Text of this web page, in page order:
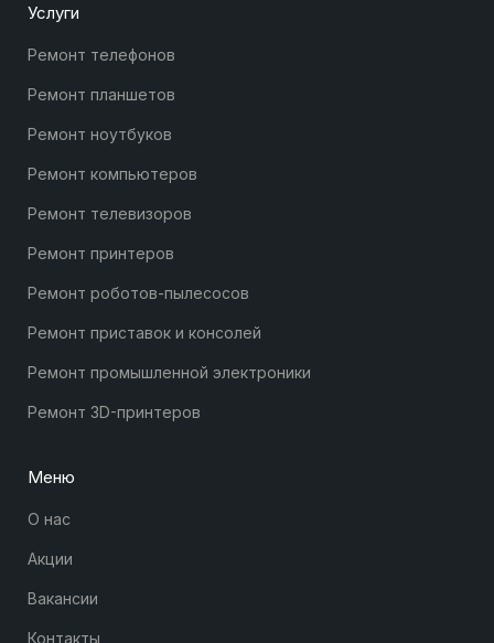
Услуги
Ремонт телефонов
Ремонт планшетов
Ремонт ноутбуков
Ремонт компьютеров
Ремонт телевизоров
Ремонт принтеров
Ремонт роботов-пылесосов
Ремонт приставок и консолей
Ремонт промышленной электроники
Ремонт 3D-принтеров
Меню
О нас
Акции
Вакансии
Контакты